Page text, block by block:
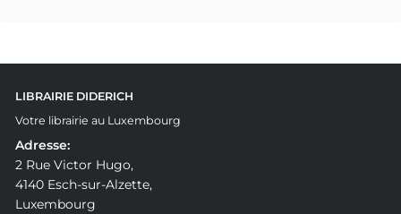
LIBRAIRIE DIDERICH
Votre librairie au Luxembourg
Adresse:
2 Rue Victor Hugo,
4140 Esch-sur-Alzette,
Luxembourg